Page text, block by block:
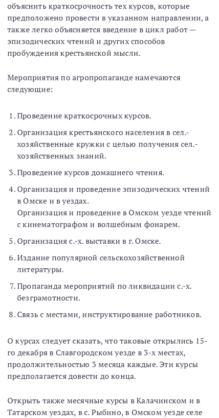
объяснить краткосрочность тех курсов, которые
предположено провести в указанном направлении, а
также легко объясняется введение в цикл работ —
эпизодических чтений и других способов
пробуждения крестьянской мысли.
Мероприятия по агропропаганде намечаются
следующие:
Проведение краткосрочных курсов.
Организация крестьянского населения в сел.-
хозяйственные кружки с целью получения сел.-
хозяйственных знаний.
Проведение курсов домашнего чтения.
Организация и проведение эпизодических чтений
в Омске и в уездах.
Организация и проведение в Омском уезде чтений
с кинематографом и волшебным фонарем.
Организация с.-х. выставки в г. Омске.
Издание популярной сельскохозяйственной
литературы.
Пропаганда мероприятий по ликвидации с.-х.
безграмотности.
Связь с местами, инструктирование работников.
О курсах следует сказать, что таковые открылись 15-
го декабря в Славгородском уезде в 3-х местах,
продолжительностью 3 месяца каждые. Эти курсы
предполагается довести до конца.
Открыть также месячные курсы в Калачинском и в
Татарском уездах, в с. Рыбино, в Омском уезде селе